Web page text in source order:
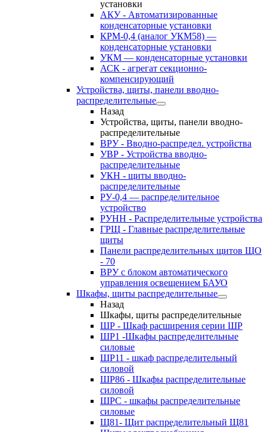
установки
АКУ - Автоматизированные
конденсаторные установки
КРМ-0,4 (аналог УКМ58) —
конденсаторные установки
УКМ — конденсаторные установки
АСК - агрегат секционно-
компенсирующий
Устройства, щиты, панели вводно-
распределительные
Назад
Устройства, щиты, панели вводно-
распределительные
ВРУ - Вводно-распредел. устройства
УВР - Устройства вводно-
распределительные
УКН - щиты вводно-
распределительные
РУ-0,4 — распределительное
устройство
РУНН - Распределительные устройства
ГРЩ - Главные распределительные
щиты
Панели распределительных щитов ЩО
- 70
ВРУ с блоком автоматического
управления освещением БАУО
Шкафы, щиты распределительные
Назад
Шкафы, щиты распределительные
ШР - Шкаф расширения серии ШР
ШР1 -Шкафы распределительные
силовые
ШР11 - шкаф распределительный
силовой
ШР86 - Шкафы распределительные
силовой
ШРС - шкафы распределительные
силовые
Щ81- Щит распределительный Щ81